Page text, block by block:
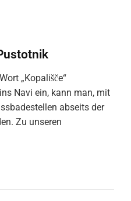
„Kopališče“
Navi ein, kann man, mit
abseits der
Zu unseren